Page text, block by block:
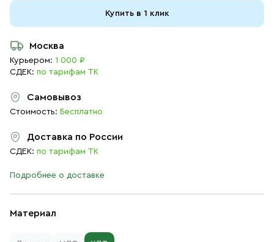
Материал
Купить в 1 клик
Москва
Курьером: 1 000 ₽
СДЕК: по тарифам ТК
Самовывоз
Стоимость: Бесплатно
Доставка по России
СДЕК: по тарифам ТК
Подробнее о доставке